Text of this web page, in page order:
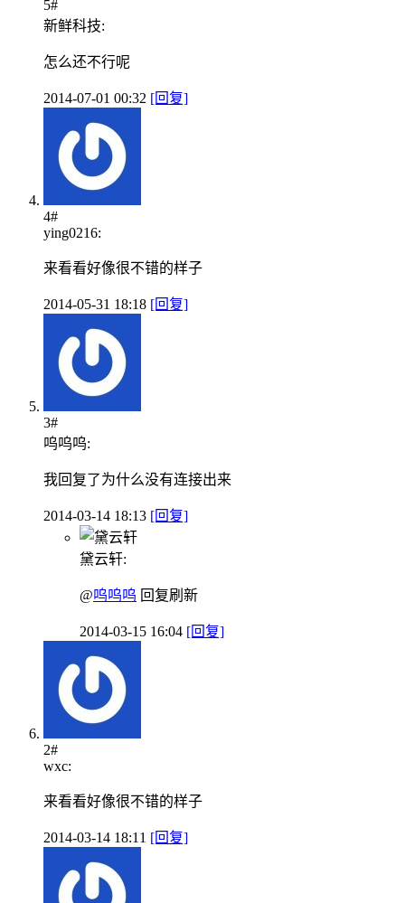
5#
新鲜科技:
怎么还不行呢
2014-07-01 00:32 [回复]
4#
ying0216:
来看看好像很不错的样子
2014-05-31 18:18 [回复]
3#
呜呜呜:
我回复了为什么没有连接出来
2014-03-14 18:13 [回复]
黛云轩:
@呜呜呜 回复刷新
2014-03-15 16:04 [回复]
2#
wxc:
来看看好像很不错的样子
2014-03-14 18:11 [回复]